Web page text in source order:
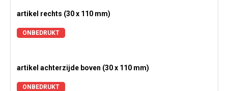
artikel rechts (30 x 110 mm)
ONBEDRUKT
artikel achterzijde boven (30 x 110 mm)
ONBEDRUKT